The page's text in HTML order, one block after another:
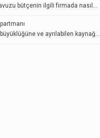
bütçenin ilgili firmada nasıl...
büyüklüğüne ve ayrılabilen kaynağ...